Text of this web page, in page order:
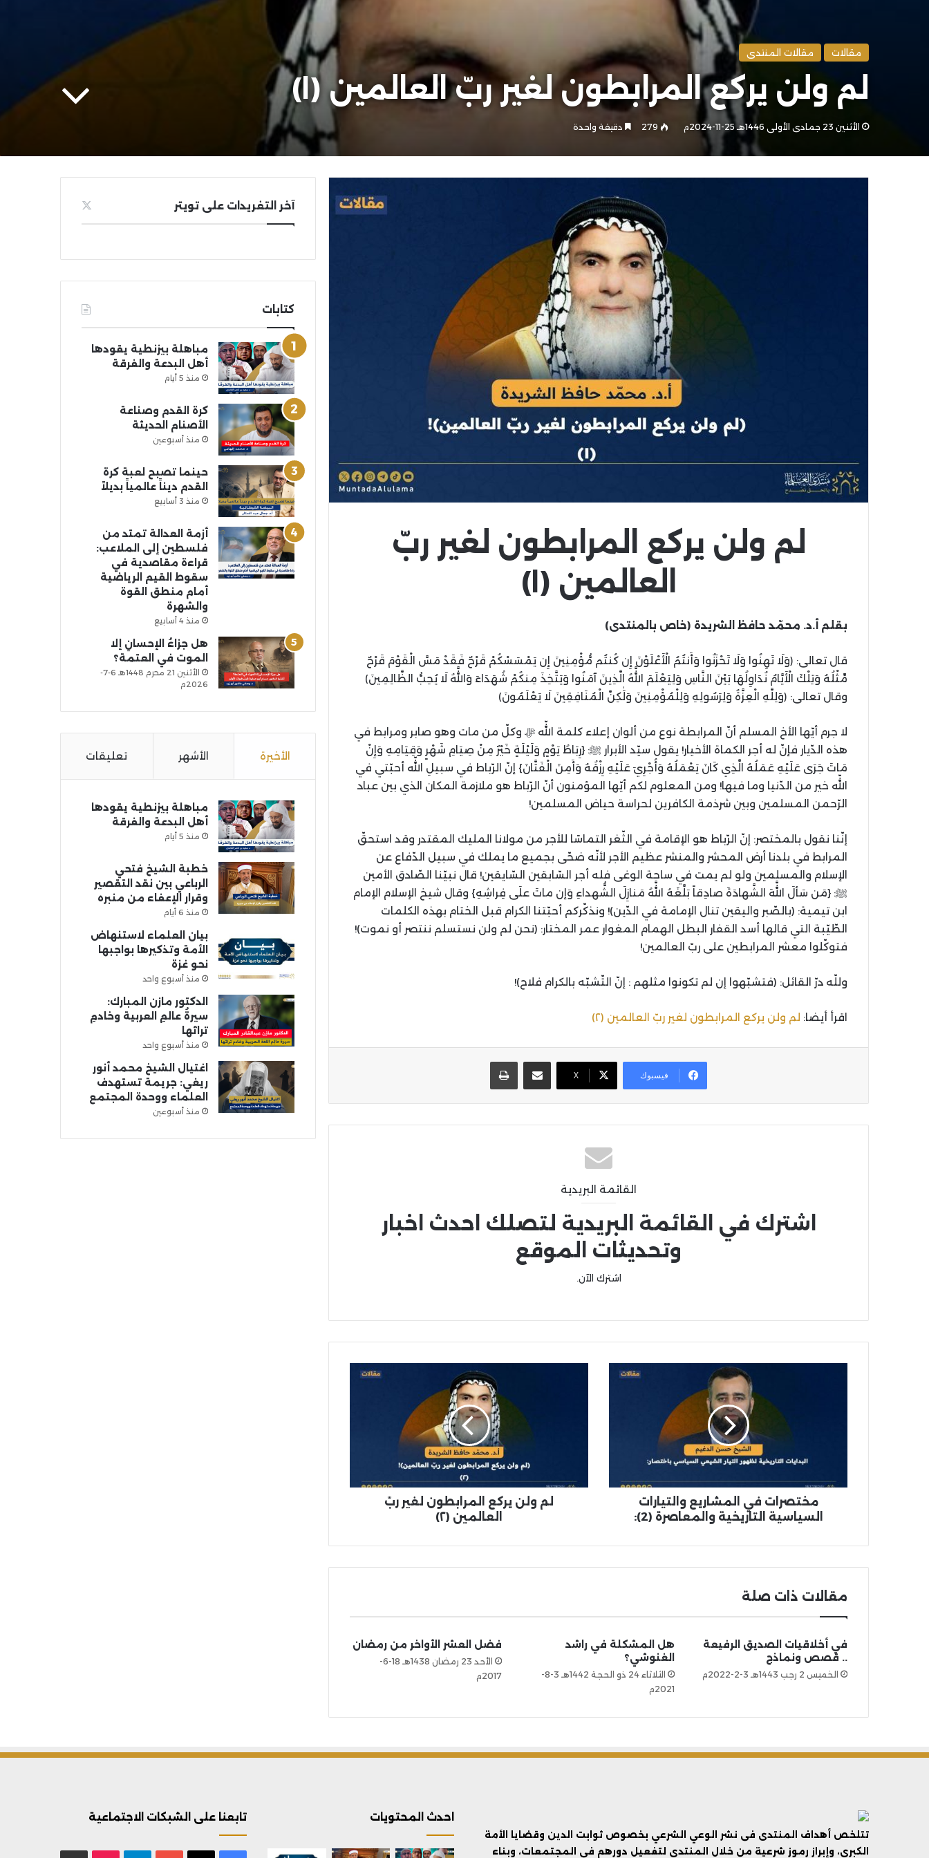
مقالات مقالات المنتدى
لم ولن يركع المرابطون لغير ربّ العالمين (١)
الأثنين 23 جمادى الأولى 1446هـ 25-11-2024م 279 دقيقة واحدة
لم ولن يركع المرابطون لغير ربّ
العالمين (١)
بقلم أ.د. محمّد حافظ الشريدة (خاص بالمنتدى)
قال تعالی: ﴿وَلَا تَهِنُوا وَلَا تَحْزَنُوا وَأَنتُمُ الْأَعْلَوْنَ إِن كُنتُم مُّؤْمِنِينَ إِن يَمْسَسْكُمْ قَرْحٌ فَقَدْ مَسَّ الْقَوْمَ قَرْحٌ
مِّثْلُهُ وَتِلْكَ الْأَيَّامُ نُدَاوِلُهَا بَيْنَ النَّاسِ وَلِيَعْلَمَ اللَّهُ الَّذِينَ آمَنُوا وَيَتَّخِذَ مِنكُمْ شُهَدَاءَ وَاللَّهُ لَا يُحِبُّ الظَّالِمِينَ﴾
وقال تعالی: ﴿وَلِلَّهِ الْعِزَّةُ وَلِرَسُولِهِ وَلِلْمُؤْمِنِينَ وَلَٰكِنَّ الْمُنَافِقِينَ لَا يَعْلَمُونَ﴾
لا جرم أيّها الأخ المسلم أنّ المرابطة نوع من ألوان إعلاء كلمة اللّه ﷻ وكلّ من مات وهو صابر ومرابط في
هذه الدّيار فإنّ له أجر الكماة الأخيار! يقول سيّد الأبرار ﷺ: {رِبَاطُ ‌يَوْمٍ ‌وَلَيْلَةٍ ‌خَيْرٌ ‌مِنْ صِيَامِ شَهْرٍ وَقِيَامِهِ وَإِنْ
مَاتَ جَرَى عَلَيْهِ عَمَلُهُ الَّذِي كَانَ يَعْمَلُهُ وَأُجْرِيَ عَلَيْهِ رِزْقُهُ وَأَمِنَ الْفَتَّانَ} إنّ الرّباط في سبيلِ اللّه أحبّتي في
اللّه خير من الدّنيا وما فيها! ومن المعلوم لكم أيّها المؤمنون أنّ الرّباط هو ملازمة المكان الذي بين عباد
الرّحمن المسلمين وبين شرذمة الكافرين لحراسة حياض المسلمين!
إنّنا نقول بالمختصر: إنّ الرّباط هو الإقامة في الثّغر التماسًا للأجر من مولانا المليك المقتدر وقد استحقّ
المرابط في بلدنا أرض المحشر والمنشر عظيم الأجر لأنّه ضحّی بجميع ما يملك في سبيل الدّفاع عن
الإسلام والمسلمين ولو لم يمت في ساحة الوغی فله أجر السّابقين السّايقين! قال نبيّنا الصّادق الأمين
ﷺ: {مَن سَألَ اللَّهَ الشَّهادَةَ صادِقاً بَلَّغَهُ اللَّهُ مَنازِلَ الشُّهداءِ وَإن ماتَ علَى فِراشِهِ} وقال شيخ الإسلام الإمام
ابن تيمية: (بالصّبر واليقين تنال الإمامة في الدّين)! ونذكّركم أحبّتنا الكرام قبل الختام بهذه الكلمات
الطّيّبة التي قالها أسد القفار البطل الهمام المغوار عمر المختار: (نحن لم ولن نستسلم ننتصر أو نموت)!
فتوكّلوا معشر المرابطين علی ربّ العالمين!
وللّه درّ القائل: (فتشبّهوا إن لم تكونوا مثلهم : إنّ التّشبّه بالكرام فلاح)!
اقرأ أيضا: لم ولن يركع المرابطون لغير ربّ العالمين (٢)
فيسبوك X
مشاركة عبر البريد
القائمة البريدية
اشترك في القائمة البريدية لتصلك احدث اخبار
وتحديثات الموقع
اشترك الآن.
‏مختصرات في المشاريع والتيارات
السياسية التاريخية والمعاصرة (2):
لم ولن يركع المرابطون لغير ربّ
العالمين (٢)
مقالات ذات صلة
في أخلاقيات الصديق الرفيعة
.. قصص ونماذج
الخميس 2 رجب 1443هـ 3-2-2022م
هل المشكلة في راشد
الغنوشي؟
الثلاثاء 24 ذو الحجة 1442هـ 3-8-
2021م
فضل العشر الأواخر من رمضان
الأحد 23 رمضان 1438هـ 18-6-
2017م
آخر التغريدات على تويتر
كتابات
مباهلة بيزنطية يقودها
أهل البدعة والفرقة
منذ 5 أيام
كرة القدم وصناعة
الأصنام الحديثة
منذ أسبوعين
حينما تصبح لعبة كرة
القدم ديناً عالمياً بديلاً
منذ 3 أسابيع
أزمة العدالة تمتد من
فلسطين إلى الملاعب:
قراءة مقاصدية في
سقوط القيم الرياضية
أمام منطق القوة
والشهرة
منذ 4 أسابيع
هل جزاءُ الإحسانِ إلا
الموت في العتمة؟
الأثنين 21 محرم 1448هـ 6-7-
2026م
الأخيرة الأشهر تعليقات
مباهلة بيزنطية يقودها
أهل البدعة والفرقة
منذ 5 أيام
خطبة الشيخ فتحي
الرباعي بين نقد التقصير
وقرار الإعفاء من منبره
منذ 6 أيام
بيان العلماء لاستنهاض
الأمة وتذكيرها بواجبها
نحو غزة
منذ أسبوع واحد
الدكتور مازن المبارك:
سيرةُ عالمِ العربية وخادمِ
تراثها
منذ أسبوع واحد
اغتيال الشيخ محمد أنور
ريغي: جريمة تستهدف
العلماء ووحدة المجتمع
منذ أسبوعين
تتلخص أهداف المنتدى فى نشر الوعي الشرعي بخصوص ثوابت الدين وقضايا الأمة
الكبرى، وإبراز رموز شرعية من خلال المنتدى لتفعيل دورهم في المجتمعات، وبناء
احدث المحتويات تابعنا على الشبكات الاجتماعية